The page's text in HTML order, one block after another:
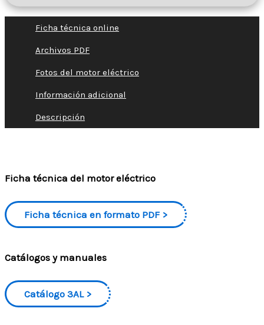
Ficha técnica online
Archivos PDF
Fotos del motor eléctrico
Información adicional
Descripción
Ficha técnica del motor eléctrico
Ficha técnica en formato PDF
Catálogos y manuales
Catálogo 3AL